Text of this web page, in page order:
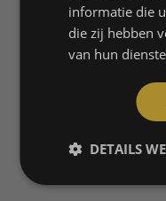
Gepersonaliseerde
Contact
informatie die
die zij hebben
van hun
DETAILS